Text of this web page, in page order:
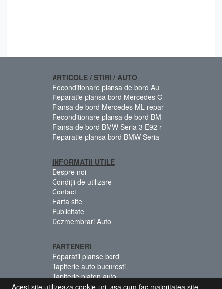
ARTICOLE / STIRI / AUTO
Reconditionare plansa de bord Au
Reparatie plansa bord Mercedes G
Plansa de bord Mercedes ML repar
Reconditionare plansa de bord BM
Plansa de bord BMW Seria 3 E92 r
Reparatie plansa bord BMW Seria
INFORMATII UTILE
Despre noi
Condiții de utilizare
Contact
Harta site
Publicitate
Dezmembrari Auto
PARTENERI
Reparatii planse bord
Tapiterie auto bucuresti
Tapiterie plafon auto
Centuri siguranta colorate
Acest site utilizeaza cookie-uri, asa cum fac majoritatea site-